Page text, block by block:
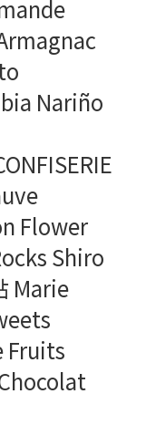
Nariño
Flower
Shiro
Marie
Fruits